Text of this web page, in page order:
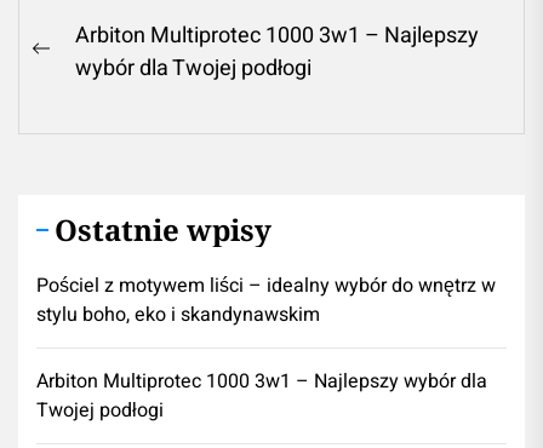
Nawigacja
wpisu
Previous
Arbiton Multiprotec 1000 3w1 – Najlepszy
wybór dla Twojej podłogi
Ostatnie wpisy
Pościel z motywem liści – idealny wybór do wnętrz w
stylu boho, eko i skandynawskim
Arbiton Multiprotec 1000 3w1 – Najlepszy wybór dla
Twojej podłogi